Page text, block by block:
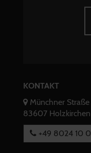
KONTAKT
Münchner Straße
83607 Holzkirchen
+49 8024 10